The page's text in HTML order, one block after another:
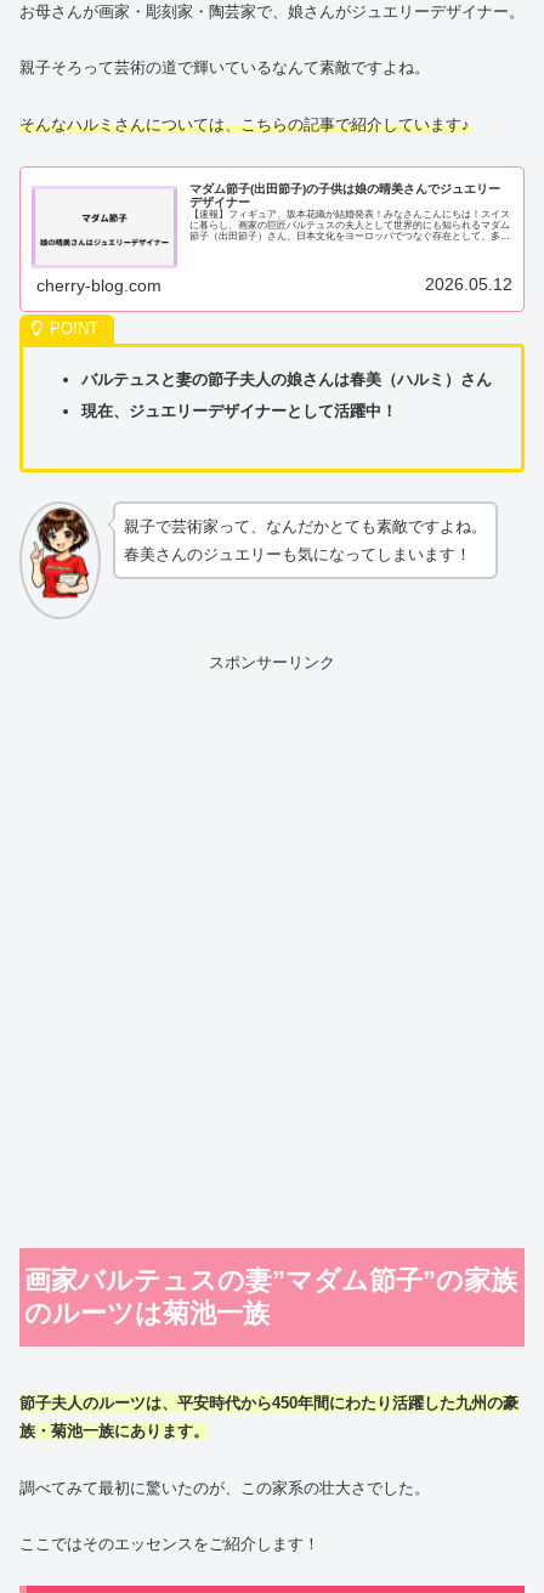
お母さんが画家・彫刻家・陶芸家で、娘さんがジュエリーデザイナー。
親子そろって芸術の道で輝いているなんて素敵ですよね。
そんなハルミさんについては、こちらの記事で紹介しています♪
マダム節子(出田節子)の子供は娘の晴美さんでジュエリー
デザイナー
【速報】フィギュア、坂本花織が結婚発表！みなさんこんにちは！スイス
に暮らし、画家の巨匠バルテュスの夫人として世界的にも知られるマダム
節子（出田節子）さん。日本文化をヨーロッパでつなぐ存在として、多く
cherry-blog.com 2026.05.12
バルテュスと妻の節子夫人の娘さんは春美（ハルミ）さん
現在、ジュエリーデザイナーとして活躍中！
親子で芸術家って、なんだかとても素敵ですよね。
春美さんのジュエリーも気になってしまいます！
スポンサーリンク
画家バルテュスの妻”マダム節子”の家族
のルーツは菊池一族
節子夫人のルーツは、平安時代から450年間にわたり活躍した九州の豪
族・菊池一族にあります。
調べてみて最初に驚いたのが、この家系の壮大さでした。
ここではそのエッセンスをご紹介します！